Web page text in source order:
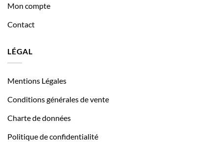
Mon compte
Contact
LÉGAL
Mentions Légales
Conditions générales de vente
Charte de données
Politique de confidentialité